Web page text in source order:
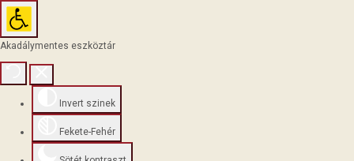
Akadálymentes eszköztár
Invert szinek
Fekete-Fehér